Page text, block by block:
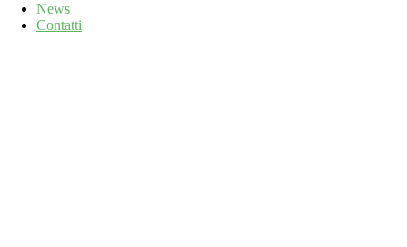
News
Contatti